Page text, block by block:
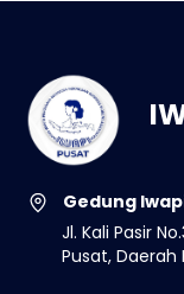
Gedung
Jl. Kali Pasir
Pusat, Daerah